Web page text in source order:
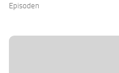
Episoden